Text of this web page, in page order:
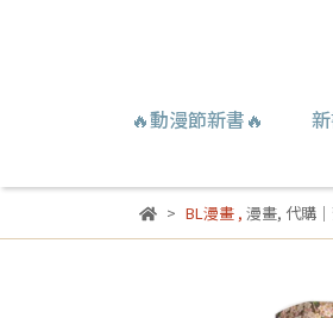
🔥動漫節新書🔥
BL漫畫, 漫畫, 代購